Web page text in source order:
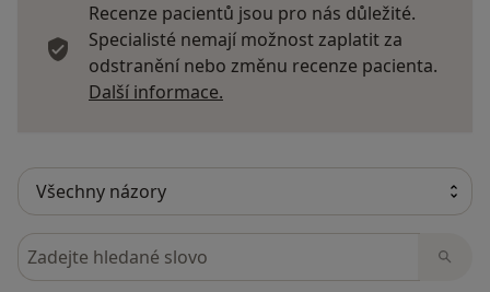
Recenze pacientů jsou pro nás důležité.
Specialisté nemají možnost zaplatit za
odstranění nebo změnu recenze pacienta.
Další informace.
Hledejte v názorech